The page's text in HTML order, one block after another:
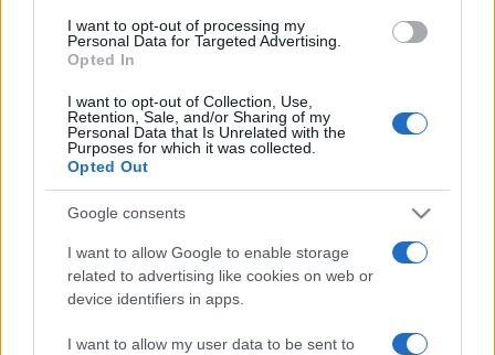
I want to opt-out of processing my
Personal Data for Targeted Advertising.
Opted In
I want to opt-out of Collection, Use,
Retention, Sale, and/or Sharing of my
Personal Data that Is Unrelated with the
Purposes for which it was collected.
Opted Out
Google consents
I want to allow Google to enable storage
related to advertising like cookies on web or
device identifiers in apps.
I want to allow my user data to be sent to
emlékmúzeum 1,3 millióra teszi a táborkomplexumban fogva
tartottak számát, közülük 1,1 millió volt zsidó, de sok lengyel,
roma és szovjet hadifogoly is volt köztük. A haláltáborban
meggyilkolt, elpusztult emberek száma legkevesebb 1,1
millió volt. Az áldozatok között volt mintegy 960 ezer zsidó,
70-75 ezer lengyel, 21 ezer cigány, 15 ezer szovjet
hadifogoly és 10-15 ezer más nemzetiségű személy.
Auschwitzba 1944. május 15-től július 8-ig – kevesebb mint
két hónap alatt – csaknem 440 ezer magyarországi zsidót
deportáltak, ez lett a megsemmisítésük fő színhelye: